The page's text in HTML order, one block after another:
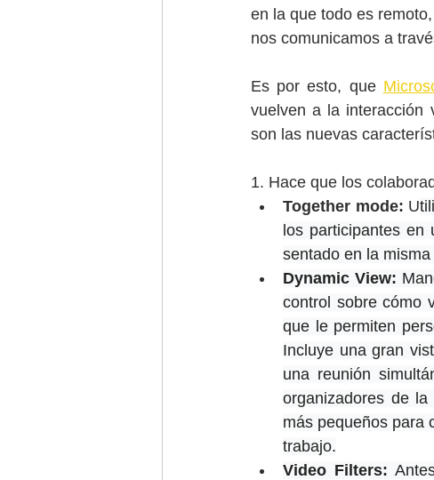
en la que todo es
nos comunicamos a
Es por esto, que
vuelven a la interacción
son las nuevas
1. Hace que los
Together mode: U
los participantes
sentado en la
Dynamic View:
control sobre cómo
que le permiten
Incluye una gran
una reunión
organizadores de
más pequeños para
trabajo.
Video Filters: